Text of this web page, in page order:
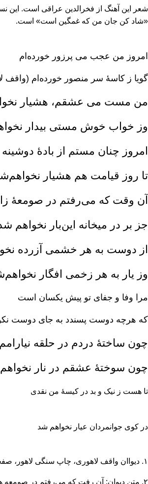
شعر این آهنگ از فخرالدین عراقی است. این
«شاد کن جان من که غمگین است» است.
امروز من عجب می پرزور خورده‌ام‌
گویا ز کاسۀ سر منصور خورده‌ام (واقف
من مست می عشقم‌، هشیار
وز خواب خوش مستی بیدار
امروز چنان مستم از بادۀ دوشینه‌
تا روز قیامت هم هشیار
آن وقت که می‌رفتم در صومعۀ
جز بر در میخانه این‌بار نخواهم
از دوست به هر خشمی آزرده
وز یار به هر زخمی افگار
مرا وفا و جفای تو پیش یکسان است‌
که هرچه دوست پسندد به جای دوست
چون ساختۀ دردم در حلقه نیارامم‌
چون سوختۀ عشقم در نار
تا هست ز نیک و بد در کیسۀ من نقدی‌
در کوی جوانمردان عیار نخواهم شد
۱. دیواان واقف لاهوری، چاپ سنگی لاهور، صفحۀ ۲۰۲.
۲. متن دیوان: آن رفت که می‌رفتم در صومعه هر باری.